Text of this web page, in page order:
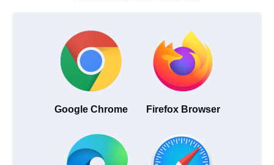
Google Chrome Firefox Browser